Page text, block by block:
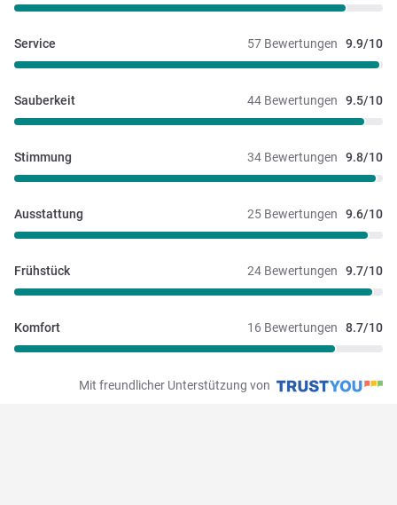
57 Bewertungen 9.9/10
Service
44 Bewertungen 9.5/10
Sauberkeit
34 Bewertungen 9.8/10
Stimmung
25 Bewertungen 9.6/10
Ausstattung
24 Bewertungen 9.7/10
Frühstück
16 Bewertungen 8.7/10
Komfort
Mit freundlicher Unterstützung von